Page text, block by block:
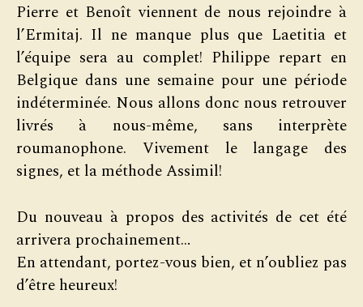
Pierre et Benoît viennent de nous rejoindre à
l’Ermitaj. Il ne manque plus que Laetitia et
l’équipe sera au complet! Philippe repart en
Belgique dans une semaine pour une période
indéterminée. Nous allons donc nous retrouver
livrés à nous-même, sans interprète
roumanophone. Vivement le langage des
signes, et la méthode Assimil!
Du nouveau à propos des activités de cet été
arrivera prochainement…
En attendant, portez-vous bien, et n’oubliez pas
d’être heureux!